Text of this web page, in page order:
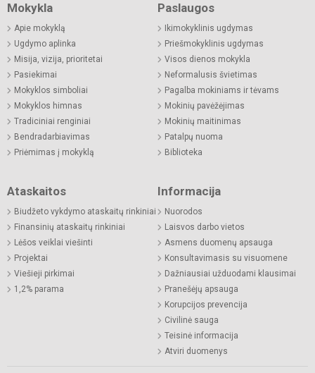
Mokykla
Apie mokyklą
Ugdymo aplinka
Misija, vizija, prioritetai
Pasiekimai
Mokyklos simboliai
Mokyklos himnas
Tradiciniai renginiai
Bendradarbiavimas
Priėmimas į mokyklą
Paslaugos
Ikimokyklinis ugdymas
Priešmokyklinis ugdymas
Visos dienos mokykla
Neformalusis švietimas
Pagalba mokiniams ir tėvams
Mokinių pavėžėjimas
Mokinių maitinimas
Patalpų nuoma
Biblioteka
Ataskaitos
Biudžeto vykdymo ataskaitų rinkiniai
Finansinių ataskaitų rinkiniai
Lėšos veiklai viešinti
Projektai
Viešieji pirkimai
1,2% parama
Informacija
Nuorodos
Laisvos darbo vietos
Asmens duomenų apsauga
Konsultavimasis su visuomene
Dažniausiai užduodami klausimai
Pranešėjų apsauga
Korupcijos prevencija
Civilinė sauga
Teisinė informacija
Atviri duomenys